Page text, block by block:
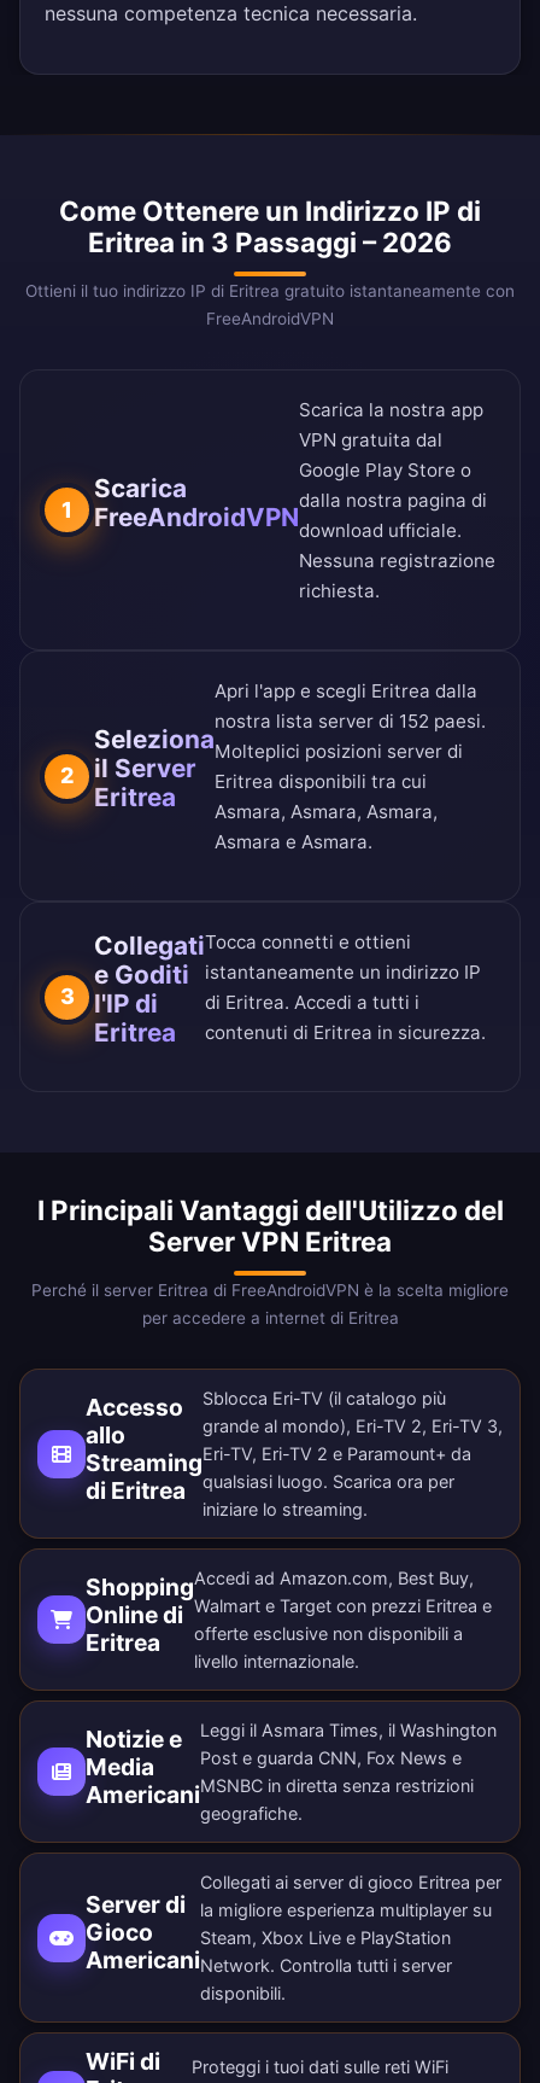
nessuna competenza tecnica necessaria.
Come Ottenere un Indirizzo IP di
Eritrea in 3 Passaggi – 2026
Ottieni il tuo indirizzo IP di Eritrea gratuito istantaneamente con
FreeAndroidVPN
1
Scarica
FreeAndroidVPN
Scarica la nostra app
VPN gratuita dal
Google Play Store o
dalla nostra pagina di
download ufficiale.
Nessuna registrazione
richiesta.
2
Seleziona
il Server
Eritrea
Apri l'app e scegli Eritrea dalla
nostra lista server di 152 paesi.
Molteplici posizioni server di
Eritrea disponibili tra cui
Asmara, Asmara, Asmara,
Asmara e Asmara.
3
Collegati
e Goditi
l'IP di
Eritrea
Tocca connetti e ottieni
istantaneamente un indirizzo IP
di Eritrea. Accedi a tutti i
contenuti di Eritrea in sicurezza.
I Principali Vantaggi dell'Utilizzo del
Server VPN Eritrea
Perché il server Eritrea di FreeAndroidVPN è la scelta migliore
per accedere a internet di Eritrea
Accesso
allo
Streaming
di Eritrea
Sblocca Eri-TV (il catalogo più
grande al mondo), Eri-TV 2, Eri-TV 3,
Eri-TV, Eri-TV 2 e Paramount+ da
qualsiasi luogo. Scarica ora per
iniziare lo streaming.
Shopping
Online di
Eritrea
Accedi ad Amazon.com, Best Buy,
Walmart e Target con prezzi Eritrea e
offerte esclusive non disponibili a
livello internazionale.
Notizie e
Media
Americani
Leggi il Asmara Times, il Washington
Post e guarda CNN, Fox News e
MSNBC in diretta senza restrizioni
geografiche.
Server di
Gioco
Americani
Collegati ai server di gioco Eritrea per
la migliore esperienza multiplayer su
Steam, Xbox Live e PlayStation
Network. Controlla tutti i server
disponibili.
WiFi di
Proteggi i tuoi dati sulle reti WiFi